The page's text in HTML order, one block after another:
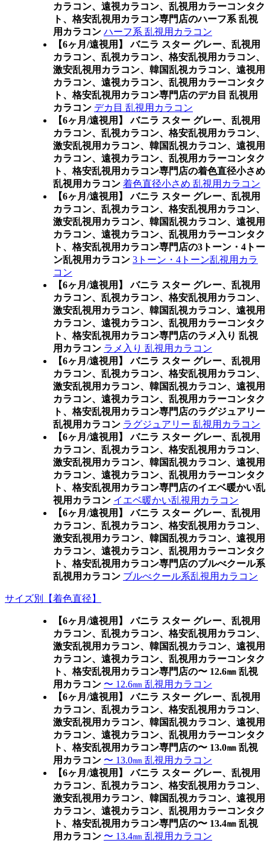
カラコン、遠視カラコン、乱視用カラーコンタク
ト、格安乱視用カラコン専門店のハーフ系 乱視
用カラコン ハーフ系 乱視用カラコン
【6ヶ月/遠視用】 バニラ スター グレー、乱視用
カラコン、乱視カラコン、格安乱視用カラコン、
激安乱視用カラコン、韓国乱視カラコン、遠視用
カラコン、遠視カラコン、乱視用カラーコンタク
ト、格安乱視用カラコン専門店のデカ目 乱視用
カラコン デカ目 乱視用カラコン
【6ヶ月/遠視用】 バニラ スター グレー、乱視用
カラコン、乱視カラコン、格安乱視用カラコン、
激安乱視用カラコン、韓国乱視カラコン、遠視用
カラコン、遠視カラコン、乱視用カラーコンタク
ト、格安乱視用カラコン専門店の着色直径小さめ
乱視用カラコン 着色直径小さめ 乱視用カラコン
【6ヶ月/遠視用】 バニラ スター グレー、乱視用
カラコン、乱視カラコン、格安乱視用カラコン、
激安乱視用カラコン、韓国乱視カラコン、遠視用
カラコン、遠視カラコン、乱視用カラーコンタク
ト、格安乱視用カラコン専門店の3トーン・4トー
ン乱視用カラコン 3トーン・4トーン乱視用カラ
コン
【6ヶ月/遠視用】 バニラ スター グレー、乱視用
カラコン、乱視カラコン、格安乱視用カラコン、
激安乱視用カラコン、韓国乱視カラコン、遠視用
カラコン、遠視カラコン、乱視用カラーコンタク
ト、格安乱視用カラコン専門店のラメ入り 乱視
用カラコン ラメ入り 乱視用カラコン
【6ヶ月/遠視用】 バニラ スター グレー、乱視用
カラコン、乱視カラコン、格安乱視用カラコン、
激安乱視用カラコン、韓国乱視カラコン、遠視用
カラコン、遠視カラコン、乱視用カラーコンタク
ト、格安乱視用カラコン専門店のラグジュアリー
乱視用カラコン ラグジュアリー 乱視用カラコン
【6ヶ月/遠視用】 バニラ スター グレー、乱視用
カラコン、乱視カラコン、格安乱視用カラコン、
激安乱視用カラコン、韓国乱視カラコン、遠視用
カラコン、遠視カラコン、乱視用カラーコンタク
ト、格安乱視用カラコン専門店のイエベ暖かい乱
視用カラコン イエベ暖かい乱視用カラコン
【6ヶ月/遠視用】 バニラ スター グレー、乱視用
カラコン、乱視カラコン、格安乱視用カラコン、
激安乱視用カラコン、韓国乱視カラコン、遠視用
カラコン、遠視カラコン、乱視用カラーコンタク
ト、格安乱視用カラコン専門店のブルべクール系
乱視用カラコン ブルべクール系乱視用カラコン
サイズ別【着色直径】
【6ヶ月/遠視用】 バニラ スター グレー、乱視用
カラコン、乱視カラコン、格安乱視用カラコン、
激安乱視用カラコン、韓国乱視カラコン、遠視用
カラコン、遠視カラコン、乱視用カラーコンタク
ト、格安乱視用カラコン専門店の〜 12.6㎜ 乱視
用カラコン 〜 12.6㎜ 乱視用カラコン
【6ヶ月/遠視用】 バニラ スター グレー、乱視用
カラコン、乱視カラコン、格安乱視用カラコン、
激安乱視用カラコン、韓国乱視カラコン、遠視用
カラコン、遠視カラコン、乱視用カラーコンタク
ト、格安乱視用カラコン専門店の〜 13.0㎜ 乱視
用カラコン 〜 13.0㎜ 乱視用カラコン
【6ヶ月/遠視用】 バニラ スター グレー、乱視用
カラコン、乱視カラコン、格安乱視用カラコン、
激安乱視用カラコン、韓国乱視カラコン、遠視用
カラコン、遠視カラコン、乱視用カラーコンタク
ト、格安乱視用カラコン専門店の〜 13.4㎜ 乱視
用カラコン 〜 13.4㎜ 乱視用カラコン